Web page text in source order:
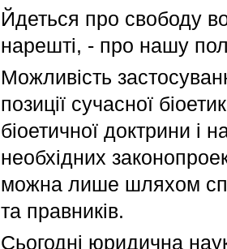
Йдеться про свободу
нарешті, - про нашу
Можливість
позиції сучасної
біоетичної доктрини і
необхідних
можна лише шляхом
та правників.
Сьогодні юридична